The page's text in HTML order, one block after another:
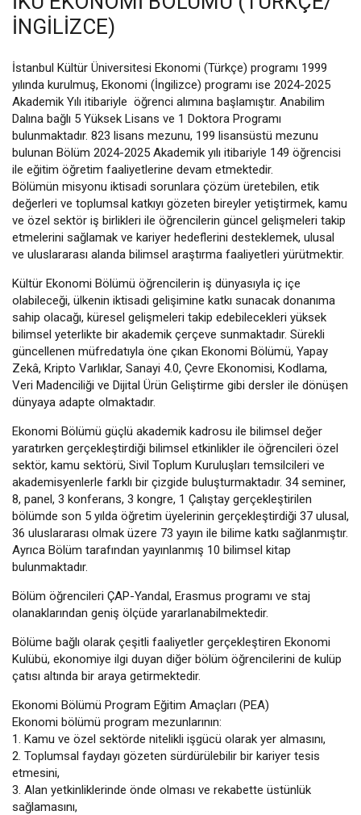
İNGILIZCE)
İstanbul Kültür Üniversitesi Ekonomi (Türkçe) programı 1999
yılında kurulmuş, Ekonomi (İngilizce) programı ise 2024-2025
Akademik Yılı itibariyle öğrenci alımına başlamıştır. Anabilim
Dalına bağlı 5 Yüksek Lisans ve 1 Doktora Programı
bulunmaktadır. 823 lisans mezunu, 199 lisansüstü mezunu
bulunan Bölüm 2024-2025 Akademik yılı itibariyle 149 öğrencisi
ile eğitim öğretim faaliyetlerine devam etmektedir.
Bölümün misyonu iktisadi sorunlara çözüm üretebilen, etik
değerleri ve toplumsal katkıyı gözeten bireyler yetiştirmek, kamu
ve özel sektör iş birlikleri ile öğrencilerin güncel gelişmeleri takip
etmelerini sağlamak ve kariyer hedeflerini desteklemek, ulusal
ve uluslararası alanda bilimsel araştırma faaliyetleri yürütmektir.
Kültür Ekonomi Bölümü öğrencilerin iş dünyasıyla iç içe
olabileceği, ülkenin iktisadi gelişimine katkı sunacak donanıma
sahip olacağı, küresel gelişmeleri takip edebilecekleri yüksek
bilimsel yeterlikte bir akademik çerçeve sunmaktadır. Sürekli
güncellenen müfredatıyla öne çıkan Ekonomi Bölümü, Yapay
Zekâ, Kripto Varlıklar, Sanayi 4.0, Çevre Ekonomisi, Kodlama,
Veri Madenciliği ve Dijital Ürün Geliştirme gibi dersler ile dönüşen
dünyaya adapte olmaktadır.
Ekonomi Bölümü güçlü akademik kadrosu ile bilimsel değer
yaratırken gerçekleştirdiği bilimsel etkinlikler ile öğrencileri özel
sektör, kamu sektörü, Sivil Toplum Kuruluşları temsilcileri ve
akademisyenlerle farklı bir çizgide buluşturmaktadır. 34 seminer,
8, panel, 3 konferans, 3 kongre, 1 Çalıştay gerçekleştirilen
bölümde son 5 yılda öğretim üyelerinin gerçekleştirdiği 37 ulusal,
36 uluslararası olmak üzere 73 yayın ile bilime katkı sağlanmıştır.
Ayrıca Bölüm tarafından yayınlanmış 10 bilimsel kitap
bulunmaktadır.
Bölüm öğrencileri ÇAP-Yandal, Erasmus programı ve staj
olanaklarından geniş ölçüde yararlanabilmektedir.
Bölüme bağlı olarak çeşitli faaliyetler gerçekleştiren Ekonomi
Kulübü, ekonomiye ilgi duyan diğer bölüm öğrencilerini de kulüp
çatısı altında bir araya getirmektedir.
Ekonomi Bölümü Program Eğitim Amaçları (PEA)
Ekonomi bölümü program mezunlarının:
1. Kamu ve özel sektörde nitelikli işgücü olarak yer almasını,
2. Toplumsal faydayı gözeten sürdürülebilir bir kariyer tesis
etmesini,
3. Alan yetkinliklerinde önde olması ve rekabette üstünlük
sağlamasını,